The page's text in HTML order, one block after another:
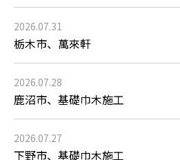
2026.07.31
栃木市、萬來軒
2026.07.28
鹿沼市、基礎巾木施工
2026.07.27
下野市、基礎巾木施工